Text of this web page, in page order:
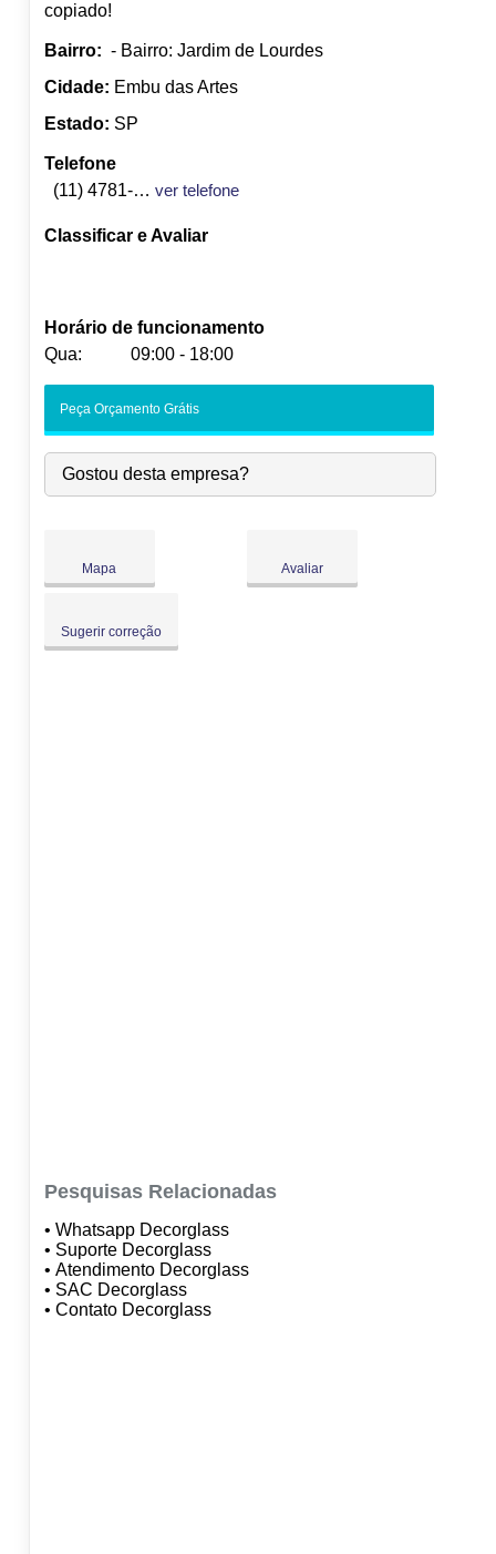
copiado!
Bairro: - Bairro: Jardim de Lourdes
Cidade: Embu das Artes
Estado: SP
Telefone
(11) 4781-4934
ver telefone
Classificar e Avaliar
Horário de funcionamento
Qua:
09:00 - 18:00
-
Qua:
09:00-18:00
Qui:
09:00-18:00
Peça Orçamento Grátis
Gostou desta empresa?
Mapa Avaliar
Sugerir correção
Pesquisas Relacionadas
• Whatsapp Decorglass
• Suporte Decorglass
• Atendimento Decorglass
• SAC Decorglass
• Contato Decorglass